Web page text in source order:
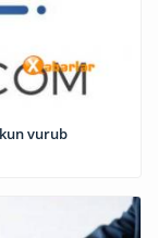
vurub